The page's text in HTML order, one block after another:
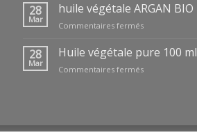
28
Mar
huile végétale ARGAN BIO
Commentaires ferméssur
végétale
BIO
28
Mar
Huile végétale pure 100 ml
Commentaires ferméssur
ml